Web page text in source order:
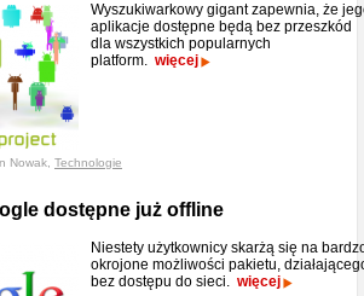
Wyszukiwarkowy gigant zapewnia, że
aplikacje dostępne będą bez przeszkód
dla wszystkich popularnych
platform. więcej
Nowak, Technologie
dostępne już offline
Niestety użytkownicy skarżą się na
okrojone możliwości pakietu,
bez dostępu do sieci. więcej